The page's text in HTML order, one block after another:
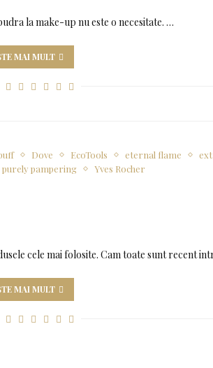
la make-up nu este o necesitate. …
MAI MULT
Dove EcoTools eternal flame
purely pampering Yves Rocher
cele mai folosite. Cam toate sunt recent
MAI MULT